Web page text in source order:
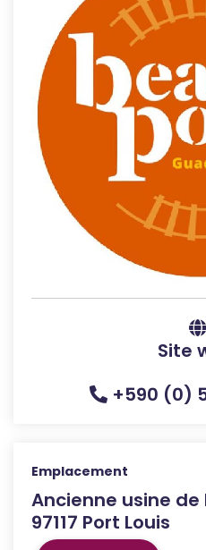
Site
+590 (0)
Emplacement
Ancienne usine
97117 Port Louis